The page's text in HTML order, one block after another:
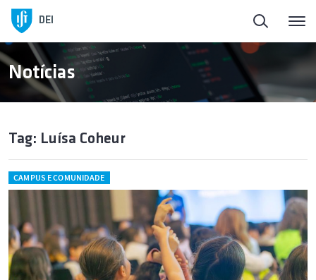
DEI
Notícias
Tag: Luísa Coheur
CAMPUS E COMUNIDADE